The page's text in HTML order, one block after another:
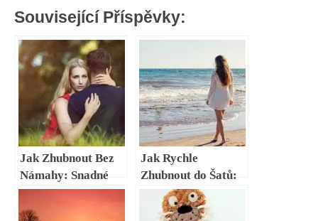
Související Příspěvky:
Jak Zhubnout Bez
Námahy: Snadné
Přístupy
Jak Rychle
Zhubnout do Šatů:
Připravte Se na
Speciální Události